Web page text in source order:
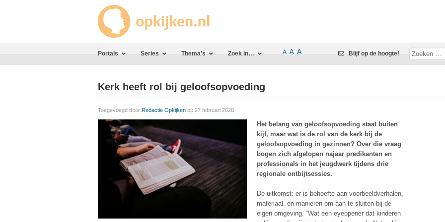
Portals Series Thema’s Zoek in… A A A Blijf op de hoogte!
Kerk heeft rol bij geloofsopvoeding
Toegevoegd door Redactie Opkijken op 27 februari 2020
Het belang van geloofsopvoeding staat buiten
kijf, maar wat is de rol van de kerk bij de
geloofsopvoeding in gezinnen? Over die vraag
bogen zich afgelopen najaar predikanten en
professionals in het jeugdwerk tijdens drie
regionale ontbijtsessies.
De uitkomst: er is behoefte aan voorbeeldverhalen,
materiaal, en manieren om aan te sluiten bij de
eigen omgeving. “Wat een eyeopener dat kinderen